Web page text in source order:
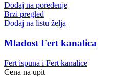
Dodaj na poređenje
Brzi pregled
Dodaj na listu želja
Mladost Fert kanalica
Fert ispuna i Fert kanalice
Cena na upit